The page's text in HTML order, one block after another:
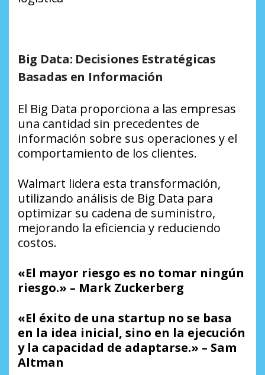
Big Data: Decisiones Estratégicas
Basadas en Información
El Big Data proporciona a las empresas
una cantidad sin precedentes de
información sobre sus operaciones y el
comportamiento de los clientes.
Walmart lidera esta transformación,
utilizando análisis de Big Data para
optimizar su cadena de suministro,
mejorando la eficiencia y reduciendo
costos.
«El mayor riesgo es no tomar ningún
riesgo.» – Mark Zuckerberg
«El éxito de una startup no se basa
en la idea inicial, sino en la ejecución
y la capacidad de adaptarse.» – Sam
Altman